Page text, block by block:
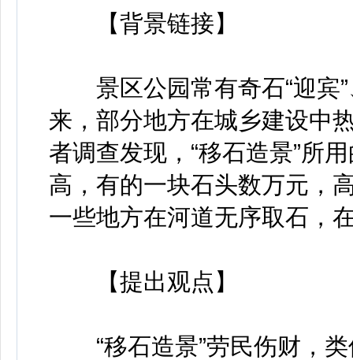
【背景链接】
景区公园常有奇石“迎宾”
来，部分地方在城乡建设中
者调查发现，“移石造景”所
高，有的一块石头数万元，
一些地方在河道无序取石，
【提出观点】
“移石造景”劳民伤财，类